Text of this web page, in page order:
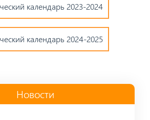
календарь 2023-2024
календарь 2024-2025
Новости